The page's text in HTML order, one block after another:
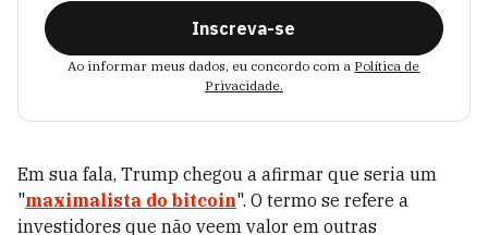
Inscreva-se
Ao informar meus dados, eu concordo com a Política de
Privacidade.
Em sua fala, Trump chegou a afirmar que seria um
"maximalista do bitcoin". O termo se refere a
investidores que não veem valor em outras